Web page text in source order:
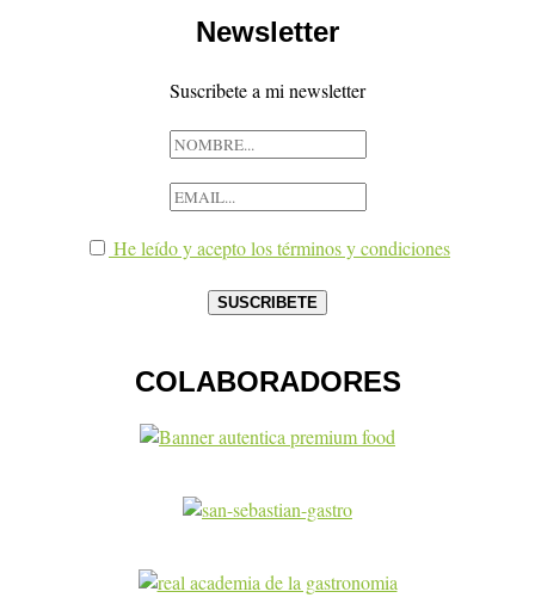
Newsletter
Suscribete a mi newsletter
He leído y acepto los términos y condiciones
COLABORADORES